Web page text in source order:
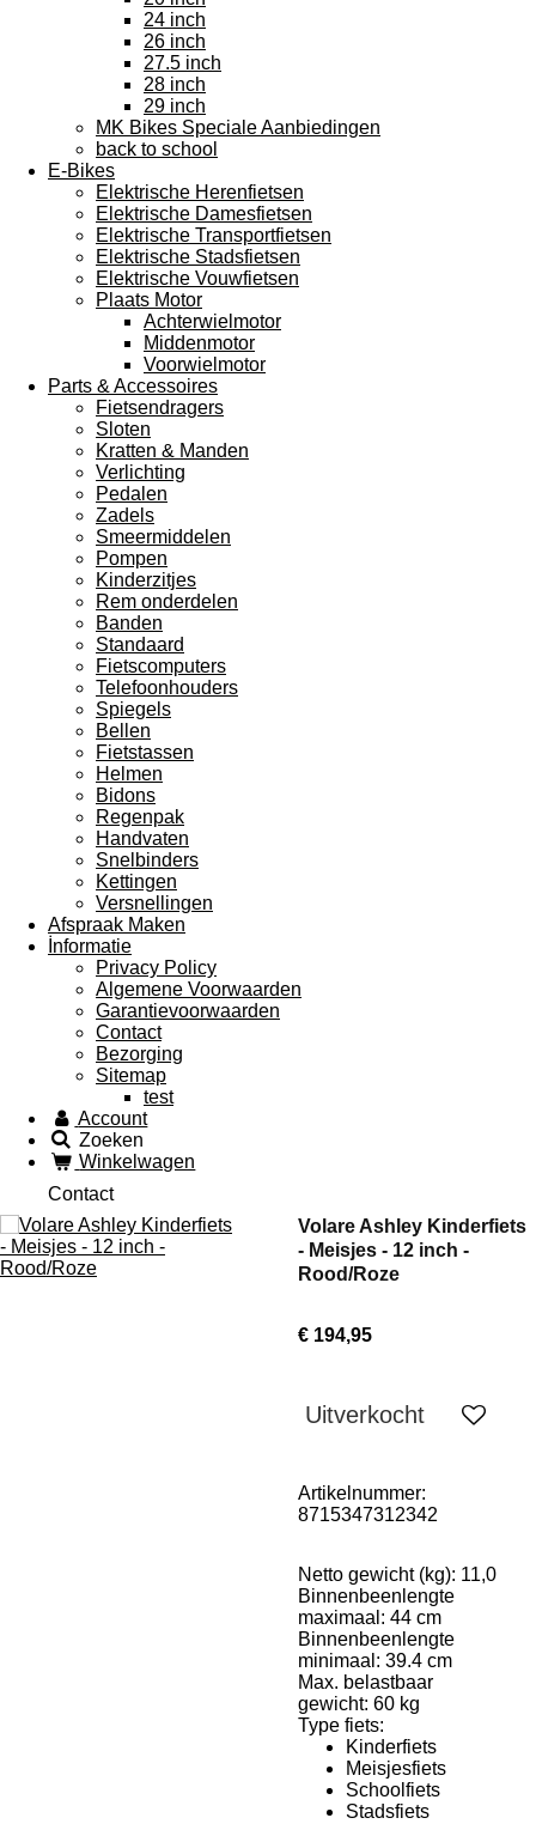
24 inch
26 inch
27.5 inch
28 inch
29 inch
MK Bikes Speciale Aanbiedingen
back to school
E-Bikes
Elektrische Herenfietsen
Elektrische Damesfietsen
Elektrische Transportfietsen
Elektrische Stadsfietsen
Elektrische Vouwfietsen
Plaats Motor
Achterwielmotor
Middenmotor
Voorwielmotor
Parts & Accessoires
Fietsendragers
Sloten
Kratten & Manden
Verlichting
Pedalen
Zadels
Smeermiddelen
Pompen
Kinderzitjes
Rem onderdelen
Banden
Standaard
Fietscomputers
Telefoonhouders
Spiegels
Bellen
Fietstassen
Helmen
Bidons
Regenpak
Handvaten
Snelbinders
Kettingen
Versnellingen
Afspraak Maken
İnformatie
Privacy Policy
Algemene Voorwaarden
Garantievoorwaarden
Contact
Bezorging
Sitemap
test
Account
Zoeken
Winkelwagen
Contact
Volare Ashley Kinderfiets
- Meisjes - 12 inch -
Rood/Roze
€ 194,95
Uitverkocht
Artikelnummer:
8715347312342
Netto gewicht (kg): 11,0
Binnenbeenlengte
maximaal: 44 cm
Binnenbeenlengte
minimaal: 39.4 cm
Max. belastbaar
gewicht: 60 kg
Type fiets:
Kinderfiets
Meisjesfiets
Schoolfiets
Stadsfiets